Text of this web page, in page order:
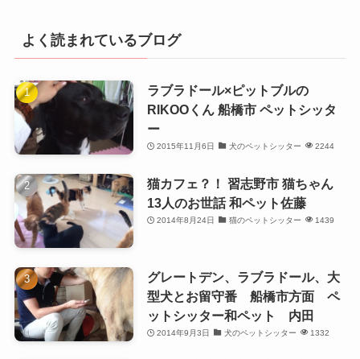
よく読まれているブログ
ラブラドール×ピットブルの
RIKOOくん 船橋市 ペットシッタ
ー
2015年11月6日 犬のペットシッター 2244
猫カフェ？！ 習志野市 猫ちゃん
13人のお世話 和ペット佐藤
2014年8月24日 猫のペットシッター 1439
グレートデン、ラブラドール、大
型犬とお留守番 船橋市方面 ペ
ットシッター和ペット 内田
2014年9月3日 犬のペットシッター 1332